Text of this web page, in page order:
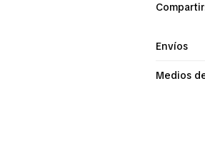
Envíos
Medios